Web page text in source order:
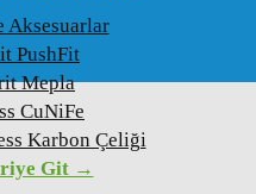
Aksesuarlar
PushFit
Mepla
CuNiFe
Karbon Çeliği
Git →